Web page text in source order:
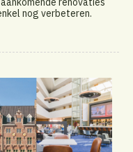
nog verbeteren.